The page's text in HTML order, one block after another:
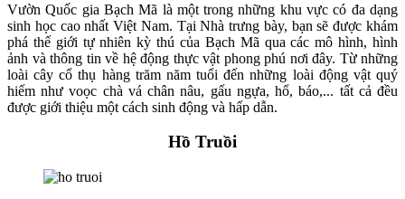
Vườn Quốc gia Bạch Mã là một trong những khu vực có đa dạng
sinh học cao nhất Việt Nam. Tại Nhà trưng bày, bạn sẽ được khám
phá thế giới tự nhiên kỳ thú của Bạch Mã qua các mô hình, hình
ảnh và thông tin về hệ động thực vật phong phú nơi đây. Từ những
loài cây cổ thụ hàng trăm năm tuổi đến những loài động vật quý
hiếm như voọc chà vá chân nâu, gấu ngựa, hổ, báo,... tất cả đều
được giới thiệu một cách sinh động và hấp dẫn.
Hồ Truồi